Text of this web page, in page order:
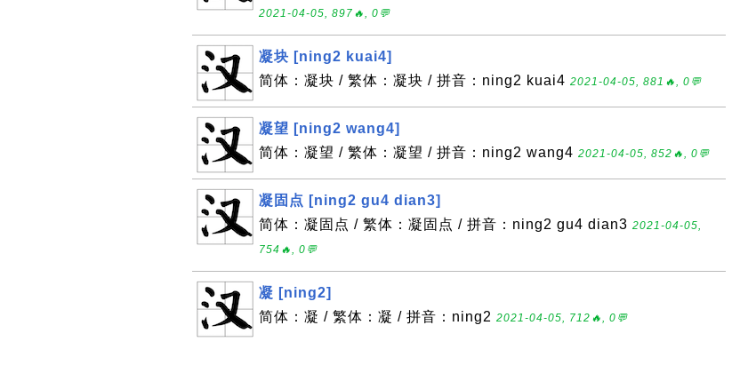
2021-04-05, 897🔥, 0💬
凝块 [ning2 kuai4]
简体：凝块 / 繁体：凝块 / 拼音：ning2 kuai4 2021-04-05, 881🔥, 0💬
凝望 [ning2 wang4]
简体：凝望 / 繁体：凝望 / 拼音：ning2 wang4 2021-04-05, 852🔥, 0💬
凝固点 [ning2 gu4 dian3]
简体：凝固点 / 繁体：凝固点 / 拼音：ning2 gu4 dian3 2021-04-05,
754🔥, 0💬
凝 [ning2]
简体：凝 / 繁体：凝 / 拼音：ning2 2021-04-05, 712🔥, 0💬